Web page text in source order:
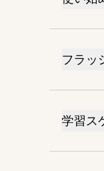
フラッ
学習ス